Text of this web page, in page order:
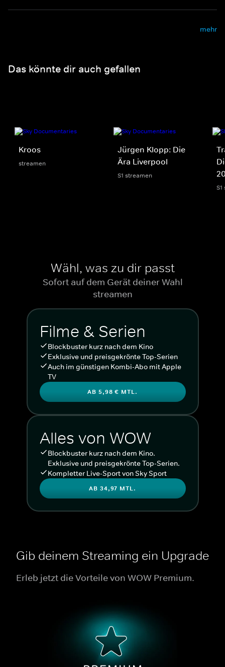
mehr
Das könnte dir auch gefallen
Kroos
streamen
Jürgen Klopp: Die
Ära Liverpool
S1 streamen
Wähl, was zu dir passt
Sofort auf dem Gerät deiner Wahl
streamen
Filme & Serien
Blockbuster kurz nach dem Kino
Exklusive und preisgekrönte Top-Serien
Auch im günstigen Kombi-Abo mit Apple
TV
AB 5,98 € MTL.
Alles von WOW
Blockbuster kurz nach dem Kino.
Exklusive und preisgekrönte Top-Serien.
Kompletter Live-Sport von Sky Sport
AB 34,97 MTL.
Gib deinem Streaming ein Upgrade
Erleb jetzt die Vorteile von WOW Premium.